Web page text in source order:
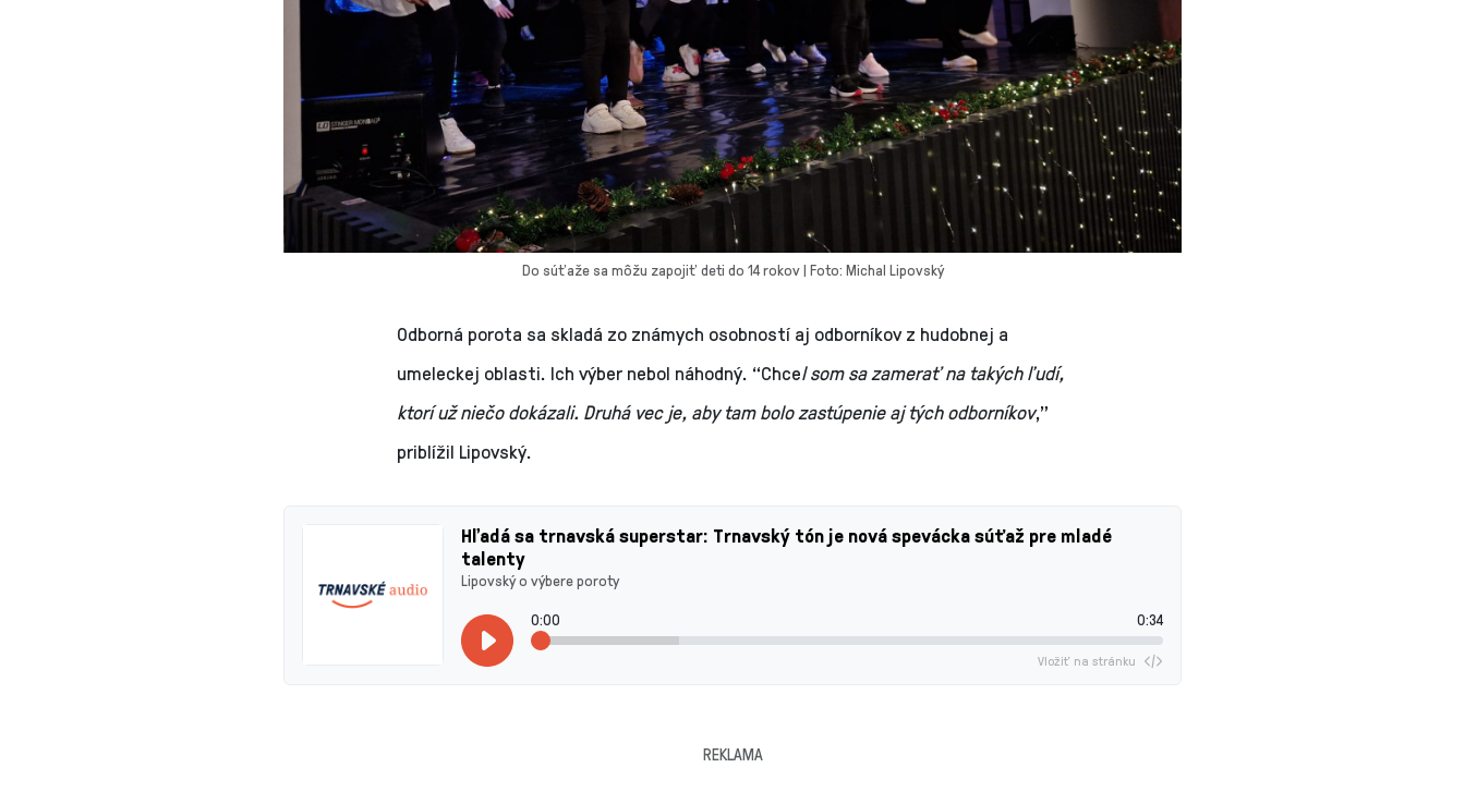
Do súťaže sa môžu zapojiť deti do 14 rokov | Foto: Michal Lipovský
Odborná porota sa skladá zo známych osobností aj odborníkov z hudobnej a
umeleckej oblasti. Ich výber nebol náhodný. “Chcel som sa zamerať na takých ľudí,
ktorí už niečo dokázali. Druhá vec je, aby tam bolo zastúpenie aj tých odborníkov,”
priblížil Lipovský.
Hľadá sa trnavská superstar: Trnavský tón je nová spevácka súťaž pre mladé
talenty
Lipovský o výbere poroty
0:00
0:34
Vložiť na stránku
REKLAMA